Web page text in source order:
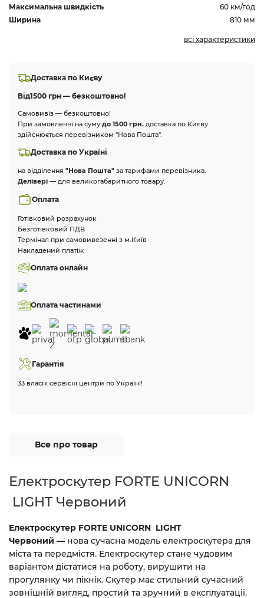
Максимальна швидкість
60 км/год
Ширина
810 мм
всі характеристики
Доставка по Києву
Від1500 грн — безкоштовно!
Самовивіз — безкоштовно!
При замовленні на суму до 1500 грн. доставка по Києву
здійснюється перевізником "Нова Пошта".
Доставка по Україні
на відділення "Нова Пошта" за тарифами перевізника.
Делівері — для великогабаритного товару.
Оплата
Готівковий розрахунок
Безготівковий ПДВ
Термінал при самовивезенні з м.Київ
Накладений платіж
Оплата онлайн
Оплата частинами
Гарантія
33 власні сервісні центри по Україні!
Все про товар
Електроскутер FORTE UNICORN
LIGHT Червоний
Електроскутер FORTE UNICORN LIGHT
Червоний — нова сучасна модель електроскутера для
міста та передмістя. Електроскутер стане чудовим
варіантом дістатися на роботу, вирушити на
прогулянку чи пікнік. Скутер має стильний сучасний
зовнішній вигляд, простий та зручний в експлуатації.